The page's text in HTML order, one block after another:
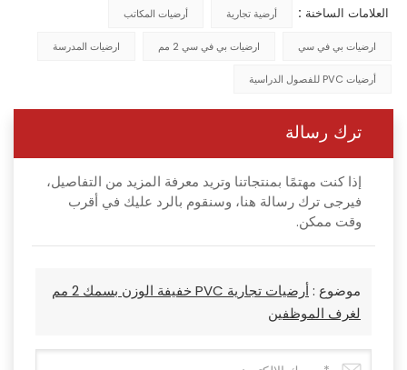
العلامات الساخنة : أرضية تجارية أرضيات المكاتب
ارضيات بي في سي ارضيات بي في سي 2 مم ارضيات المدرسة
أرضيات PVC للفصول الدراسية
ترك رسالة
إذا كنت مهتمًا بمنتجاتنا وتريد معرفة المزيد من التفاصيل،
فيرجى ترك رسالة هنا، وسنقوم بالرد عليك في أقرب
وقت ممكن.
موضوع :
أرضيات تجارية PVC خفيفة الوزن بسمك 2 مم
لغرف الموظفين